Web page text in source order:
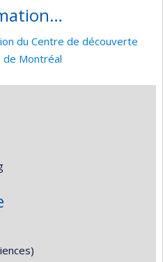
du Centre de découverte
de Montréal